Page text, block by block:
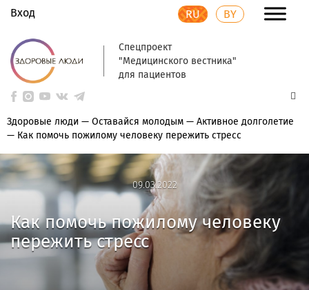
Вход RU BY
Спецпроект
"Медицинского вестника"
для пациентов
Здоровые люди — Оставайся молодым — Активное долголетие
— Как помочь пожилому человеку пережить стресс
09.03.2022
09.03.2022
Как помочь пожилому человеку
пережить стресс